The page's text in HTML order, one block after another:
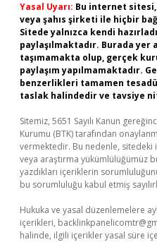
Yasal Uyarı: Bu internet
veya şahıs şirketi ile hiçbir
Sitede yalnızca kendi
paylaşılmaktadır. Burada
taşımamakta olup, gerçek
paylaşım yapılmamaktadır.
benzerlikleri tamamen
taslak halindedir ve tavsiye
Sitemiz, 5651 Sayılı Kanun
Kurumu (BTK) tarafından
vermektedir. Bu nedenle,
veya araştırma yükümlülüğümüz
yazdıkları içeriklerin
bu sorumluluğu kabul etmiş
Hukuka ve yasal düzenlemelere
içerikleri,
halinde, ilgili içerikler yasal süre